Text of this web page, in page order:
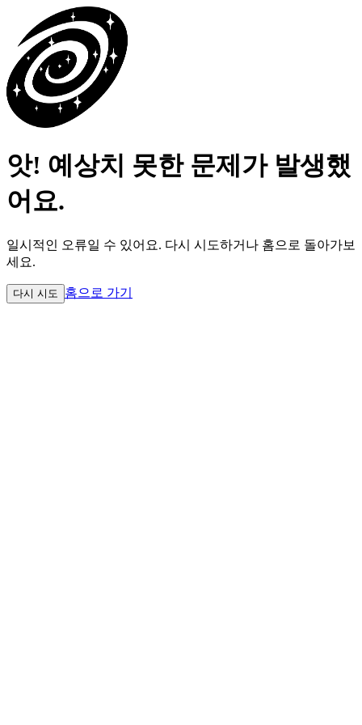
앗! 예상치 못한 문제가 발생했
어요.
일시적인 오류일 수 있어요. 다시 시도하거나 홈으로 돌아가보
세요.
다시 시도 홈으로 가기